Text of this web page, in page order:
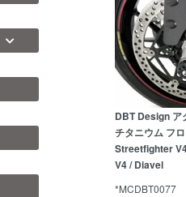
DBT Design ア
チタニウム フ
Streetfighter
V4 / Diavel
*MCDBT0077